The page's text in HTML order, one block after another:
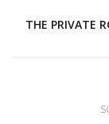
THE PRIVATE